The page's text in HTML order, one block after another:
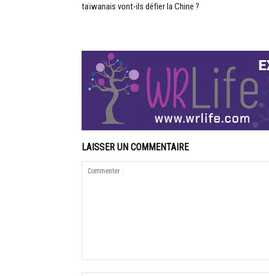
taïwanais vont-ils défier la Chine ?
LAISSER UN COMMENTAIRE